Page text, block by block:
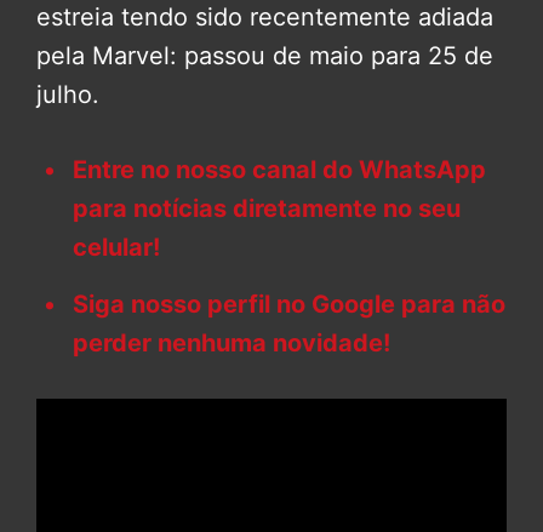
estreia tendo sido recentemente adiada
pela Marvel: passou de maio para 25 de
julho.
Entre no nosso canal do WhatsApp
para notícias diretamente no seu
celular!
Siga nosso perfil no Google para não
perder nenhuma novidade!